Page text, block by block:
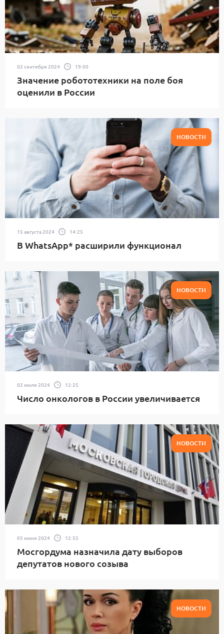
02 сентября 2024 19:00
Значение робототехники на поле боя
оценили в России
НОВОСТИ
15 августа 2024 14:25
В WhatsApp* расширили функционал
НОВОСТИ
02 июля 2024 12:25
Число онкологов в России увеличивается
НОВОСТИ
05 июня 2024 12:55
Мосгордума назначила дату выборов
депутатов нового созыва
НОВОСТИ